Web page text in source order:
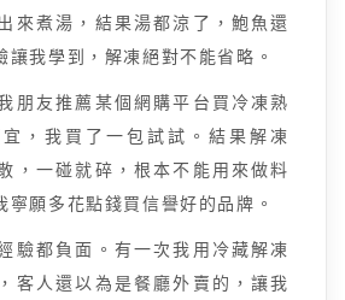
來煮湯，結果湯都涼了，鮑魚還
讓我學到，解凍絕對不能省略。
朋友推薦某個網購平台買冷凍熟
，我買了一包試試。結果解凍
，一碰就碎，根本不能用來做料
寧願多花點錢買信譽好的品牌。
驗都負面。有一次我用冷藏解凍
客人還以為是餐廳外賣的，讓我